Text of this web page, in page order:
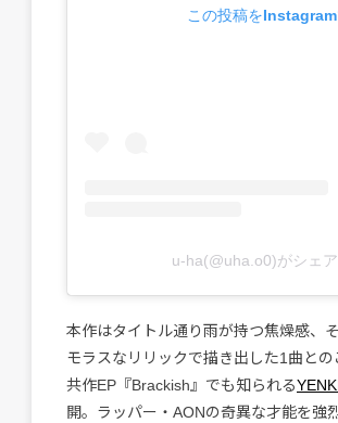
この投稿をInstagram
u-ha(@uha.o0)がシェ
本作はタイトル通り雨が持つ焦燥感、
モラスなリリックで描き出した1曲と
共作EP『Brackish』でも知られる
開。ラッパー・AONの奇異な才能を強